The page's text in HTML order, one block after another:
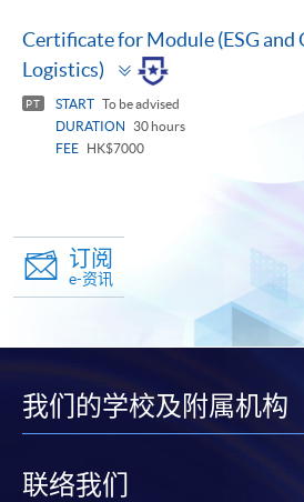
Certificate for Module (ESG and
Logistics)
Toggle
panel
PT START To be advised
DURATION
30 hours
FEE
HK$7000
订阅
e-资讯
我们的学校及附属机构
联络我们